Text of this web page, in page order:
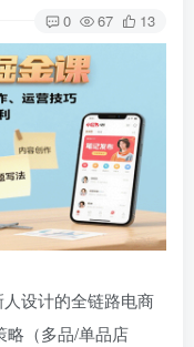
0 67 13
设计的全链路电商
略（多品/单品店